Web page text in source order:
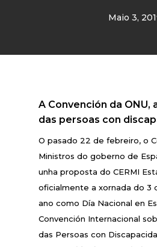
Maio 3,
A Convención da ONU,
das persoas con
O pasado 22 de febreiro, o
Ministros do goberno de
unha proposta do CERMI
oficialmente a xornada do 3
ano como Día Nacional en
Convención Internacional
das Persoas con